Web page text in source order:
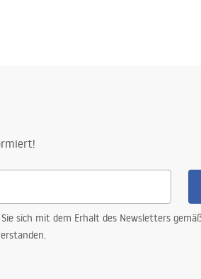
sich mit dem Erhalt des Newsletters